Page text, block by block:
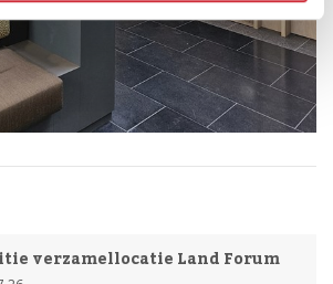
verzamellocatie Land Forum